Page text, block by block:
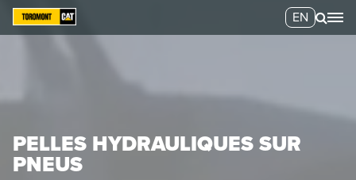
EN
PELLES HYDRAULIQUES SUR
PNEUS